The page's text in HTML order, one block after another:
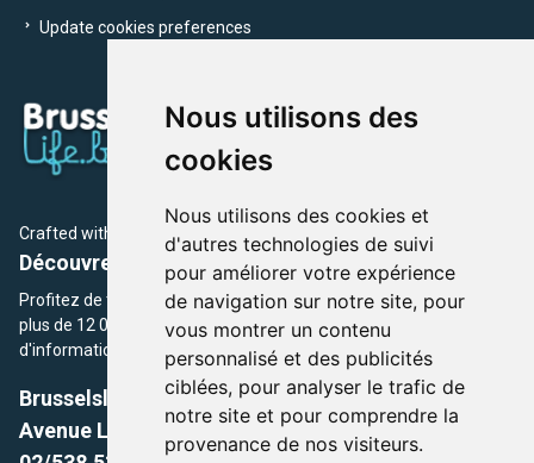
Nous utilisons des
cookies
Nous utilisons des cookies et
d'autres technologies de suivi
pour améliorer votre expérience
de navigation sur notre site, pour
vous montrer un contenu
personnalisé et des publicités
ciblées, pour analyser le trafic de
notre site et pour comprendre la
provenance de nos visiteurs.
Update cookies preferences
Crafted with by Brusselslife Team
Découvrez plus de 12 000 adresses et événements
Profitez de toutes les sections de BrusselsLife.be et découvrez
plus de 12 000 adresses et un grand choix d'événements,
d'informations et de conseils et astuces de notre écriture.
Brusselslife.be
Avenue Louise, 500 -1050 Ixelles, Brussels,